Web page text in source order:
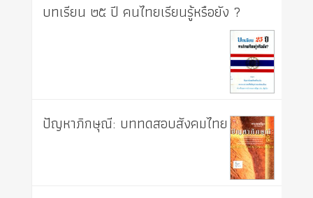
บทเรียน ๒๕ ปี คนไทยเรียนรู้หรือยัง ?
ปัญหาภิกษุณี: บททดสอบสังคมไทย